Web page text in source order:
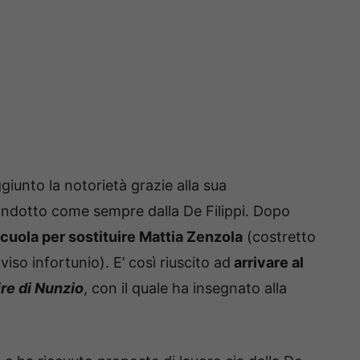
la notorietà grazie alla sua
come sempre dalla De Filippi. Dopo
per sostituire Mattia Zenzola (costretto
infortunio). E’ così riuscito ad arrivare al
di Nunzio, con il quale ha insegnato alla